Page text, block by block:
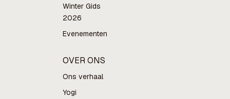
Winter Gids
2026
Evenementen
OVER ONS
Ons verhaal
Yogi